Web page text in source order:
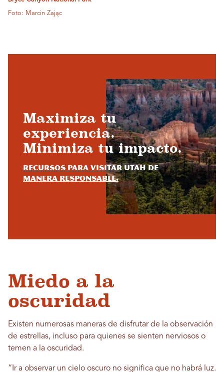
Foto: Marcin Zając
Maximiza tu
experiencia.
Minimiza tu impacto.
Recursos para visitar Utah de
manera responsable.
Miedo a la
oscuridad
Existen numerosas maneras de disfrutar de la observación
de estrellas, incluso para quienes se sienten nerviosos o
temen a la oscuridad.
“Ir a observar un cielo oscuro no significa que no habrá luz.